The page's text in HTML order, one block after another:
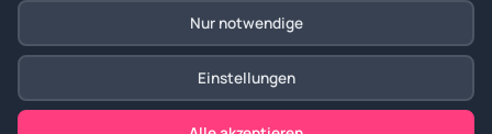
Nur notwendige
Einstellungen